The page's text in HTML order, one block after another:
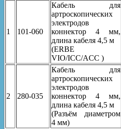
1 101-060
Кабель для
артроскопических
электродов
коннектор 4 мм,
длина кабеля 4,5 м
(ERBE
VIO/ICC/ACC )
2 280-035
Кабель для
артроскопических
электродов
коннектор 4 мм,
длина кабеля 4,5 м
(Разъём диаметром
4 мм)